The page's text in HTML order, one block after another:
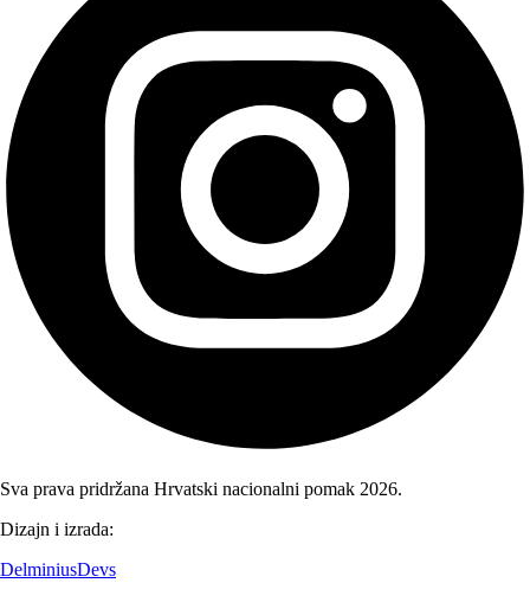
Sva prava pridržana Hrvatski nacionalni pomak 2026.
Dizajn i izrada:
DelminiusDevs